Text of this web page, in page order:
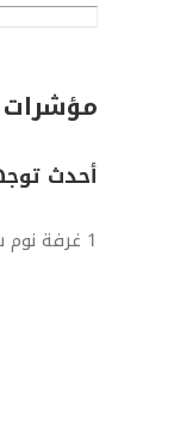
مؤشرات
أحدث
1 غرفة نوم شقة بيعت في زهور 1 و تجارية مويلح